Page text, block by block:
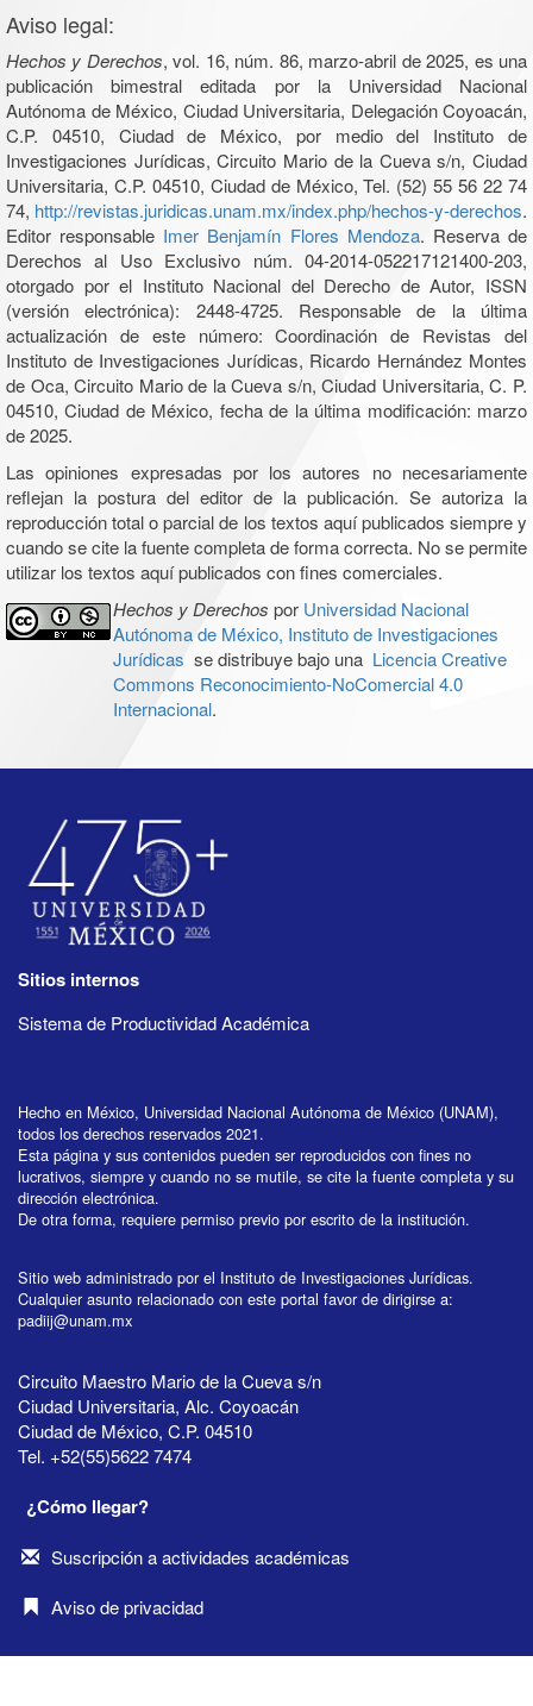
Aviso legal:
Hechos y Derechos, vol. 16, núm. 86, marzo-abril de 2025, es una
publicación bimestral editada por la Universidad Nacional
Autónoma de México, Ciudad Universitaria, Delegación Coyoacán,
C.P. 04510, Ciudad de México, por medio del Instituto de
Investigaciones Jurídicas, Circuito Mario de la Cueva s/n, Ciudad
Universitaria, C.P. 04510, Ciudad de México, Tel. (52) 55 56 22 74
74, http://revistas.juridicas.unam.mx/index.php/hechos-y-derechos.
Editor responsable Imer Benjamín Flores Mendoza. Reserva de
Derechos al Uso Exclusivo núm. 04-2014-052217121400-203,
otorgado por el Instituto Nacional del Derecho de Autor, ISSN
(versión electrónica): 2448-4725. Responsable de la última
actualización de este número: Coordinación de Revistas del
Instituto de Investigaciones Jurídicas, Ricardo Hernández Montes
de Oca, Circuito Mario de la Cueva s/n, Ciudad Universitaria, C. P.
04510, Ciudad de México, fecha de la última modificación: marzo
de 2025.
Las opiniones expresadas por los autores no necesariamente
reflejan la postura del editor de la publicación. Se autoriza la
reproducción total o parcial de los textos aquí publicados siempre y
cuando se cite la fuente completa de forma correcta. No se permite
utilizar los textos aquí publicados con fines comerciales.
Hechos y Derechos por Universidad Nacional
Autónoma de México, Instituto de Investigaciones
Jurídicas se distribuye bajo una Licencia Creative
Commons Reconocimiento-NoComercial 4.0
Internacional.
Sitios internos
Sistema de Productividad Académica
Hecho en México, Universidad Nacional Autónoma de México (UNAM),
todos los derechos reservados 2021.
Esta página y sus contenidos pueden ser reproducidos con fines no
lucrativos, siempre y cuando no se mutile, se cite la fuente completa y su
dirección electrónica.
De otra forma, requiere permiso previo por escrito de la institución.
Sitio web administrado por el Instituto de Investigaciones Jurídicas.
Cualquier asunto relacionado con este portal favor de dirigirse a:
padiij@unam.mx
Circuito Maestro Mario de la Cueva s/n
Ciudad Universitaria, Alc. Coyoacán
Ciudad de México, C.P. 04510
Tel. +52(55)5622 7474
¿Cómo llegar?
Suscripción a actividades académicas
Aviso de privacidad